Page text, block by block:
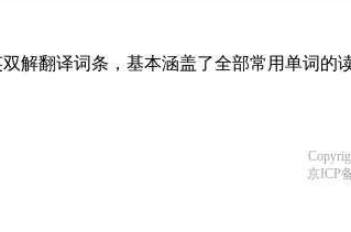
解翻译词条，基本涵盖了全部常用单词的
京ICP